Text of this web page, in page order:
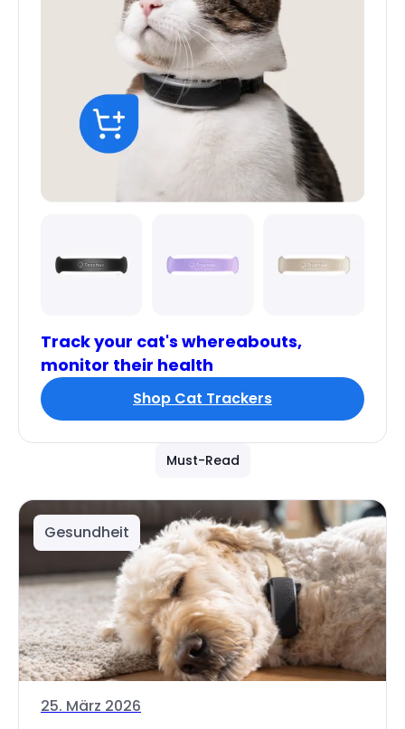
Track your cat's whereabouts,
monitor their health
Shop Cat Trackers
Must-Read
Gesundheit
25. März 2026